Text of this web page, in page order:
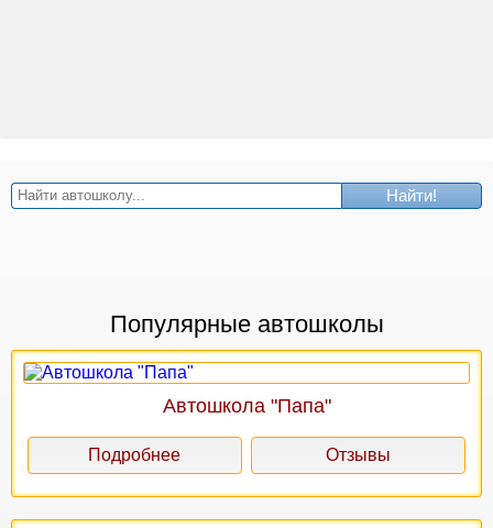
Найти!
Популярные автошколы
Автошкола "Папа"
Подробнее Отзывы